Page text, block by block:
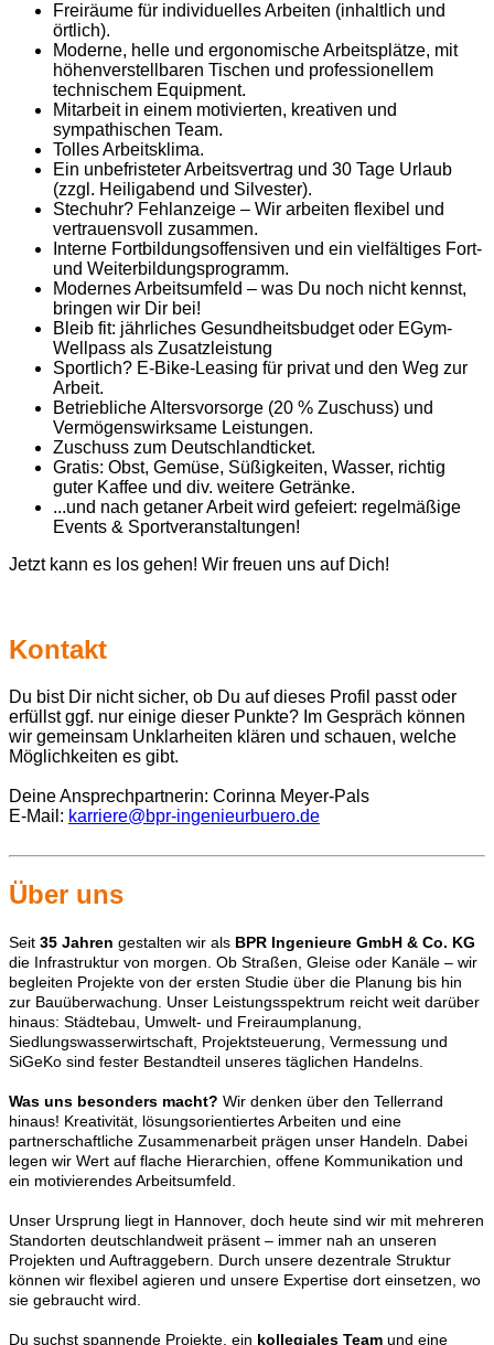
Freiräume für individuelles Arbeiten (inhaltlich und
örtlich).
Moderne, helle und ergonomische Arbeitsplätze, mit
höhenverstellbaren Tischen und professionellem
technischem Equipment.
Mitarbeit in einem motivierten, kreativen und
sympathischen Team.
Tolles Arbeitsklima.
Ein unbefristeter Arbeitsvertrag und 30 Tage Urlaub
(zzgl. Heiligabend und Silvester).
Stechuhr? Fehlanzeige – Wir arbeiten flexibel und
vertrauensvoll zusammen.
Interne Fortbildungsoffensiven und ein vielfältiges Fort-
und Weiterbildungsprogramm.
Modernes Arbeitsumfeld – was Du noch nicht kennst,
bringen wir Dir bei!
Bleib fit: jährliches Gesundheitsbudget oder EGym-
Wellpass als Zusatzleistung
Sportlich? E-Bike-Leasing für privat und den Weg zur
Arbeit.
Betriebliche Altersvorsorge (20 % Zuschuss) und
Vermögenswirksame Leistungen.
Zuschuss zum Deutschlandticket.
Gratis: Obst, Gemüse, Süßigkeiten, Wasser, richtig
guter Kaffee und div. weitere Getränke.
...und nach getaner Arbeit wird gefeiert: regelmäßige
Events & Sportveranstaltungen!
Jetzt kann es los gehen! Wir freuen uns auf Dich!
Kontakt
Du bist Dir nicht sicher, ob Du auf dieses Profil passt oder
erfüllst ggf. nur einige dieser Punkte? Im Gespräch können
wir gemeinsam Unklarheiten klären und schauen, welche
Möglichkeiten es gibt.
Deine Ansprechpartnerin: Corinna Meyer-Pals
E-Mail: karriere@bpr-ingenieurbuero.de
Über uns
Seit 35 Jahren gestalten wir als BPR Ingenieure GmbH & Co. KG
die Infrastruktur von morgen. Ob Straßen, Gleise oder Kanäle – wir
begleiten Projekte von der ersten Studie über die Planung bis hin
zur Bauüberwachung. Unser Leistungsspektrum reicht weit darüber
hinaus: Städtebau, Umwelt- und Freiraumplanung,
Siedlungswasserwirtschaft, Projektsteuerung, Vermessung und
SiGeKo sind fester Bestandteil unseres täglichen Handelns.
Was uns besonders macht? Wir denken über den Tellerrand
hinaus! Kreativität, lösungsorientiertes Arbeiten und eine
partnerschaftliche Zusammenarbeit prägen unser Handeln. Dabei
legen wir Wert auf flache Hierarchien, offene Kommunikation und
ein motivierendes Arbeitsumfeld.
Unser Ursprung liegt in Hannover, doch heute sind wir mit mehreren
Standorten deutschlandweit präsent – immer nah an unseren
Projekten und Auftraggebern. Durch unsere dezentrale Struktur
können wir flexibel agieren und unsere Expertise dort einsetzen, wo
sie gebraucht wird.
Du suchst spannende Projekte, ein kollegiales Team und eine